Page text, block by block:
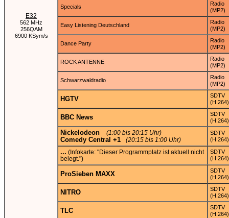
E32
562 MHz
256QAM
6900 KSym/s
Specials
Radio
(MP2)
Easy Listening Deutschland
Radio
(MP2)
Dance Party
Radio
(MP2)
ROCK ANTENNE
Radio
(MP2)
Schwarzwaldradio
Radio
(MP2)
HGTV
SDTV
(H.264)
BBC News
SDTV
(H.264)
Nickelodeon (1:00 bis 20:15 Uhr)
Comedy Central +1 (20:15 bis 1:00 Uhr)
SDTV
(H.264)
... (Infokarte: "Dieser Programmplatz ist aktuell nicht
belegt.")
SDTV
(H.264)
ProSieben MAXX
SDTV
(H.264)
NITRO
SDTV
(H.264)
TLC
SDTV
(H.264)